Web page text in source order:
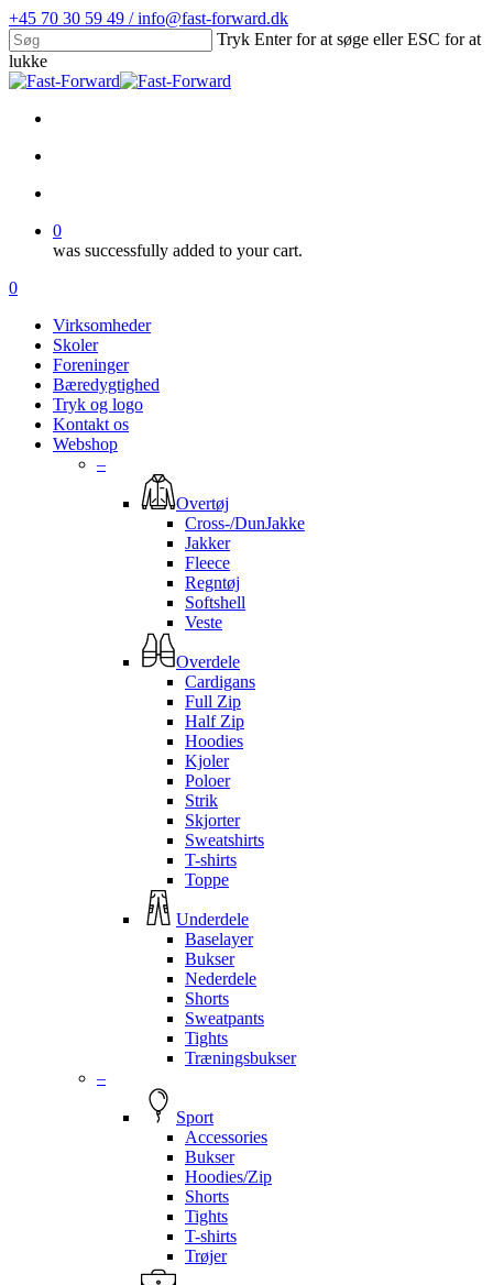
Skip
to
main
content
+45 70 30 59 49 / info@fast-forward.dk
Tryk Enter for at søge eller ESC for at
lukke
Close
0
was successfully added to your cart.
Menu
search
account
0
Virksomheder
Skoler
Foreninger
Bæredygtighed
Tryk og logo
Kontakt os
Webshop
–
Overtøj
Cross-/DunJakke
Jakker
Fleece
Regntøj
Softshell
Veste
Overdele
Cardigans
Full Zip
Half Zip
Hoodies
Kjoler
Poloer
Strik
Skjorter
Sweatshirts
T-shirts
Toppe
Underdele
Baselayer
Bukser
Nederdele
Shorts
Sweatpants
Tights
Træningsbukser
–
Sport
Accessories
Bukser
Hoodies/Zip
Shorts
Tights
T-shirts
Trøjer